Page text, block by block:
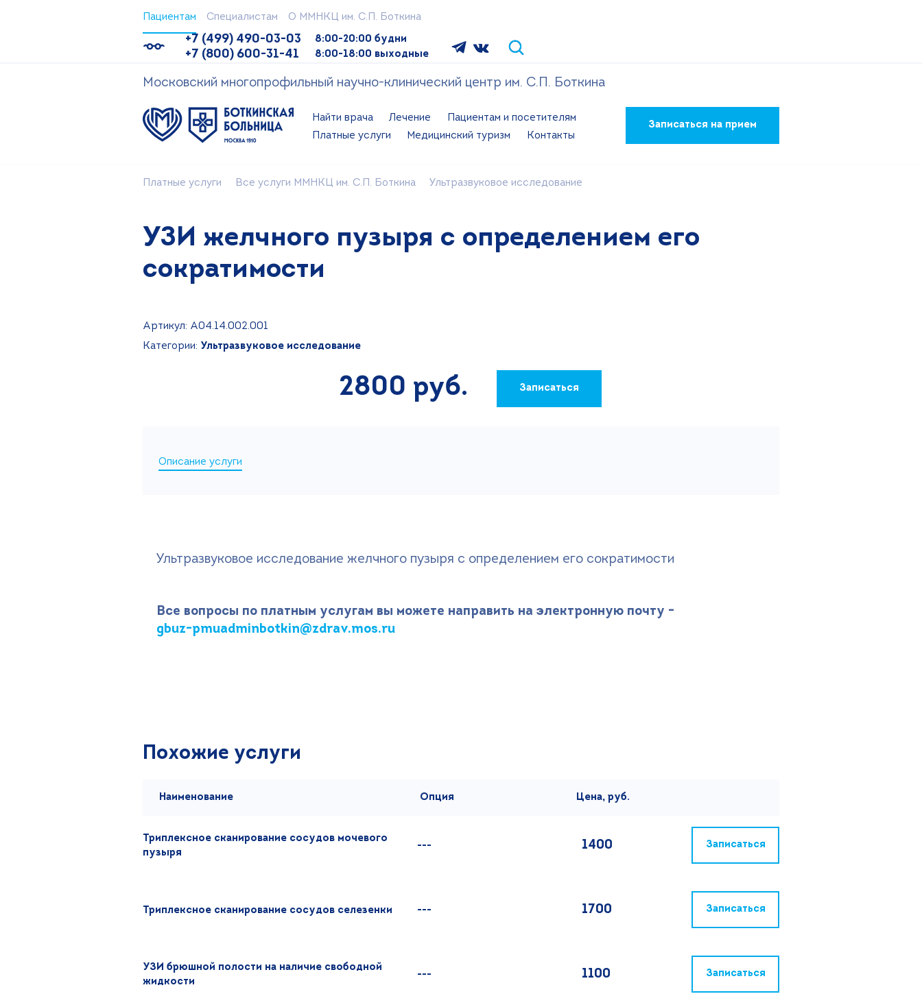
Пациентам Специалистам О ММНКЦ им. С.П. Боткина
+7 (499) 490-03-03
+7 (800) 600-31-41
8:00-20:00 будни
8:00-18:00 выходные
Московский многопрофильный научно-клинический центр им. С.П. Боткина
Найти врача Лечение
Пациентам и посетителям
Платные услуги
Медицинский туризм Контакты
Записаться на прием
Платные услуги Все услуги ММНКЦ им. С.П. Боткина Ультразвуковое исследование
УЗИ желчного пузыря с определением его
сократимости
Артикул: A04.14.002.001
Категории: Ультразвуковое исследование
2800 руб. Записаться
Описание услуги
Ультразвуковое исследование желчного пузыря с определением его сократимости
Все вопросы по платным услугам вы можете направить на электронную почту -
gbuz-pmuadminbotkin@zdrav.mos.ru
Похожие услуги
Наименование Опция Цена, руб.
Триплексное сканирование сосудов мочевого
пузыря
--- 1400 Записаться
Триплексное сканирование сосудов селезенки --- 1700 Записаться
УЗИ брюшной полости на наличие свободной
жидкости
--- 1100 Записаться